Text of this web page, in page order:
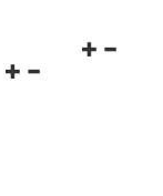
Navigationsmenü